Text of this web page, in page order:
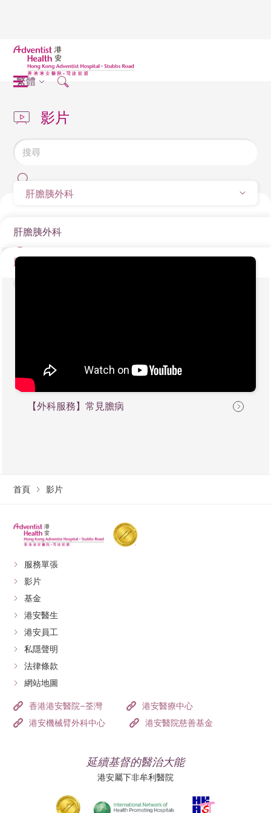
繁體
影片
肝膽胰外科
肝膽胰外科
肝膽胰外科
【外科服務】常見膽病
首頁 影片
服務單張
影片
基金
港安醫生
港安員工
私隱聲明
法律條款
網站地圖
香港港安醫院–荃灣
港安醫療中心
港安機械臂外科中心
港安醫院慈善基金
延續基督的醫治大能
港安屬下非牟利醫院